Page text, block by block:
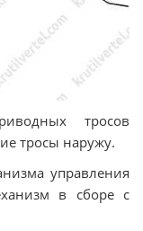
тросов
тросы наружу.
управления
в сборе с